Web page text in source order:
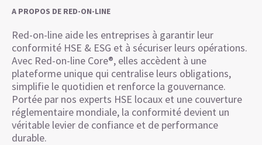
A PROPOS DE RED-ON-LINE
Red-on-line aide les entreprises à garantir leur
conformité HSE & ESG et à sécuriser leurs opérations.
Avec Red-on-line Core®, elles accèdent à une
plateforme unique qui centralise leurs obligations,
simplifie le quotidien et renforce la gouvernance.
Portée par nos experts HSE locaux et une couverture
réglementaire mondiale, la conformité devient un
véritable levier de confiance et de performance
durable.